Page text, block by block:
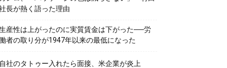
長が熱く語った理由
産性は上がったのに実質賃金は下がった──労
者の取り分が1947年以来の最低になった
社のタトゥー入れたら面接、米企業が炎上